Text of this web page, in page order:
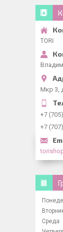
TORI
Мкр 3,
+7
+7
Среда